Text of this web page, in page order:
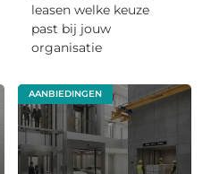
leasen welke keuze
past bij jouw
organisatie
AANBIEDINGEN